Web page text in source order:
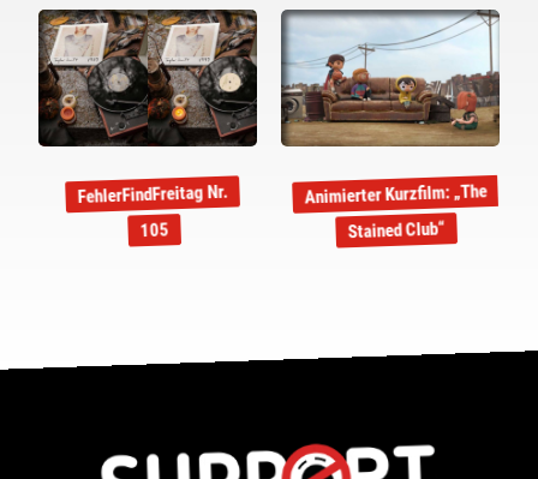
FehlerFindFreitag Nr.
105
Animierter Kurzfilm: „The
Stained Club“